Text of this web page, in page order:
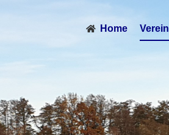
Home Verein